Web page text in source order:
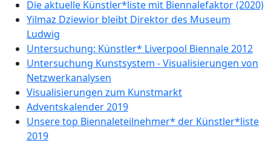
Die aktuelle Künstler*liste mit Biennalefaktor (2020)
Yilmaz Dziewior bleibt Direktor des Museum
Ludwig
Untersuchung: Künstler* Liverpool Biennale 2012
Untersuchung Kunstsystem - Visualisierungen von
Netzwerkanalysen
Visualisierungen zum Kunstmarkt
Adventskalender 2019
Unsere top Biennaleteilnehmer* der Künstler*liste
2019